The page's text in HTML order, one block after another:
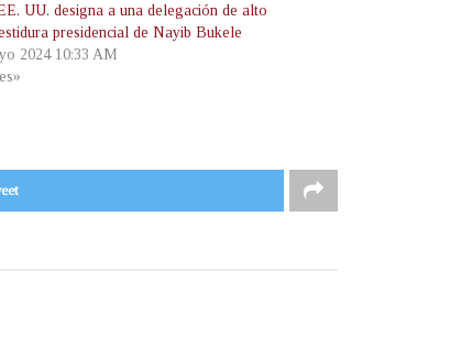
UU. designa a una delegación de alto
presidencial de Nayib Bukele
2024 10:33 AM